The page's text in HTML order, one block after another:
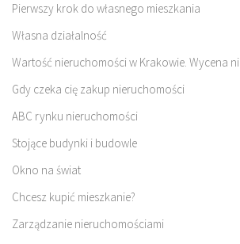
Pierwszy krok do własnego mieszkania
Własna działalność
Wartość nieruchomości w Krakowie. Wycena
Gdy czeka cię zakup nieruchomości
ABC rynku nieruchomości
Stojące budynki i budowle
Okno na świat
Chcesz kupić mieszkanie?
Zarządzanie nieruchomościami